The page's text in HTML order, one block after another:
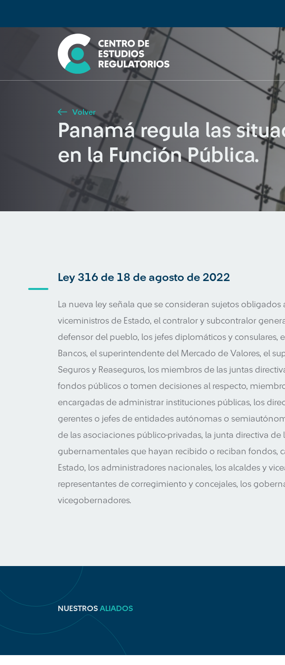
Seleccione país Tipo de artículo
Buscar
Volver
Panamá regula las
en la Función Pública.
Ley 316 de 18 de agosto de 2022
La nueva ley señala que se consideran sujetos obligados
viceministros de Estado, el contralor y subcontralor
defensor del pueblo, los jefes diplomáticos y consulares,
Bancos, el superintendente del Mercado de Valores, el
Seguros y Reaseguros, los miembros de las juntas
fondos públicos o tomen decisiones al respecto,
encargadas de administrar instituciones públicas, los
gerentes o jefes de entidades autónomas o
de las asociaciones público-privadas, la junta directiva
gubernamentales que hayan recibido o reciban fondos,
Estado, los administradores nacionales, los alcaldes y
representantes de corregimiento y concejales, los
vicegobernadores.
NUESTROS ALIADOS